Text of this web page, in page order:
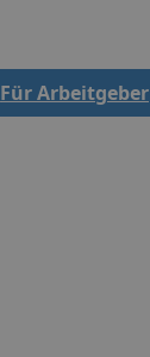
Für Arbeitgeber